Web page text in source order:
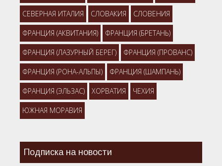
СЕВЕРНАЯ ИТАЛИЯ СЛОВАКИЯ СЛОВЕНИЯ
ФРАНЦИЯ (АКВИТАНИЯ) ФРАНЦИЯ (БРЕТАНЬ)
ФРАНЦИЯ (ЛАЗУРНЫЙ БЕРЕГ) ФРАНЦИЯ (ПРОВАНС)
ФРАНЦИЯ (РОНА-АЛЬПЫ) ФРАНЦИЯ (ШАМПАНЬ)
ФРАНЦИЯ (ЭЛЬЗАС) ХОРВАТИЯ ЧЕХИЯ
ЮЖНАЯ МОРАВИЯ
Подписка на новости